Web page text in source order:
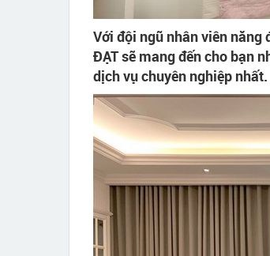
Với đội ngũ nhân viên năng
ĐẠT sẽ mang đến cho bạn
dịch vụ chuyên nghiệp nhất.